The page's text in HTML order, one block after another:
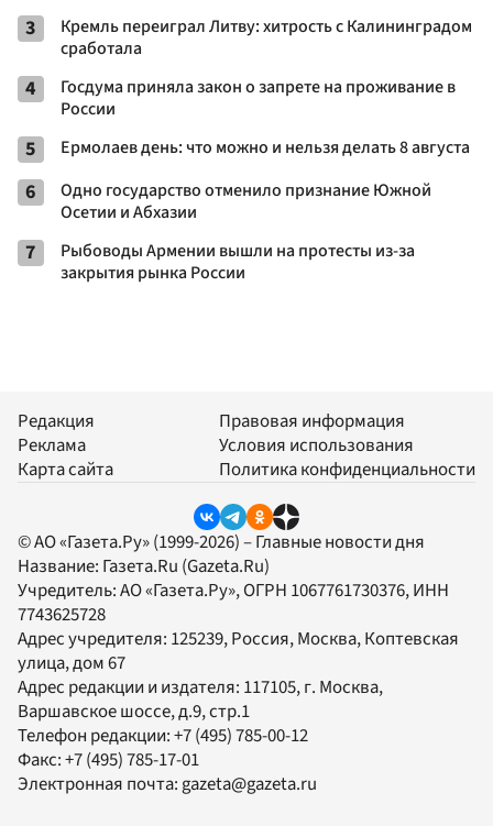
3
Кремль переиграл Литву: хитрость с Калининградом
сработала
4
Госдума приняла закон о запрете на проживание в
России
5 Ермолаев день: что можно и нельзя делать 8 августа
6
Одно государство отменило признание Южной
Осетии и Абхазии
7
Рыбоводы Армении вышли на протесты из-за
закрытия рынка России
Редакция
Реклама
Карта сайта
Правовая информация
Условия использования
Политика конфиденциальности
© АО «Газета.Ру» (1999-2026) – Главные новости дня
Название: Газета.Ru (Gazeta.Ru)
Учредитель:АО «Газета.Ру», ОГРН 1067761730376, ИНН
7743625728
Адрес учредителя: 125239, Россия, Москва, Коптевская
улица, дом 67
Адрес редакции и издателя: 117105, г. Москва,
Варшавское шоссе, д.9, стр.1
Телефон редакции:+7 (495) 785-00-12
Факс:+7 (495) 785-17-01
Электронная почта:gazeta@gazeta.ru